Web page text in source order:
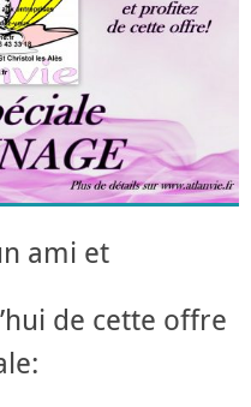
ami et
de cette offre